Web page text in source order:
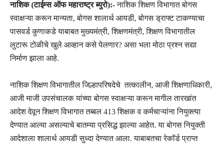
नाशिक (टाईम्स ऑफ महाराष्ट्र ब्युरो):-नाशिक शिक्षण विभागात बोगस
स्वाक्षऱ्या करून मान्यता, बोगस शालार्थ आयडी, बोगस ड्राफ्ट टाकण्याचा
पासवर्ड कुणाकडे याबाबत मुख्यमंत्री, शिक्षणमंत्री, शिक्षण विभागातील
लुटारू टोळीचे खुले आव्हान कसे पेलणार? असा भला मोठा प्रश्न सद्या
निर्माण झाला आहे.
नाशिक शिक्षण विभागातील जिल्हापरिषदेचे तत्कालीन, आजी शिक्षणाधिकारी,
आजी माजी उपसंचालक यांच्या बोगस स्वाक्षऱ्या करून मागील तारखांत
आदेश देवून शिक्षण विभागात तब्बल 413 शिक्षक व कर्मचाऱ्यांना नियुक्त्या
देण्यात आल्या असल्याचे बातम्या प्रसिद्ध झाल्या आहेत. या बोगस नियुक्ती
आदेशाला शालार्थ आयडी सुध्दा देण्यात आला. याबाबतचा रेकॉर्ड प्राप्त